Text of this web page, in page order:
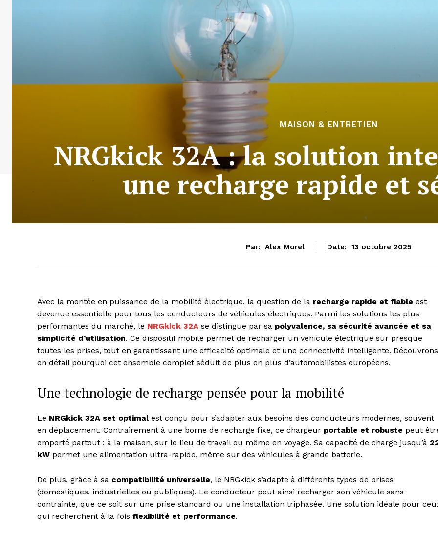
MAISON & ENTRETIEN
NRGkick 32A : la solution
une recharge rapide et
Par: Alex Morel Date: 13 octobre 2025
Avec la montée en puissance de la mobilité électrique, la question de la recharge rapide et fiable est
devenue essentielle pour tous les conducteurs de véhicules électriques. Parmi les solutions les plus
performantes du marché, le NRGkick 32A se distingue par sa polyvalence, sa sécurité avancée et sa
simplicité d’utilisation. Ce dispositif mobile permet de recharger un véhicule électrique sur presque
toutes les prises, tout en garantissant une efficacité optimale et une connectivité intelligente. Découvrons
en détail pourquoi cet ensemble complet séduit de plus en plus d’automobilistes européens.
Une technologie de recharge pensée pour la mobilité
Le NRGkick 32A set optimalest conçu pour s’adapter aux besoins des conducteurs modernes, souvent
en déplacement. Contrairement à une borne de recharge fixe, ce chargeur portable et robuste peut
emporté partout : à la maison, sur le lieu de travail ou même en voyage. Sa capacité de charge jusqu’à
kW permet une alimentation ultra-rapide, même sur des véhicules à grande batterie.
De plus, grâce à sa compatibilité universelle, le NRGkick s’adapte à différents types de prises
(domestiques, industrielles ou publiques). Le conducteur peut ainsi recharger son véhicule sans
contrainte, que ce soit sur une prise standard ou une installation triphasée. Une solution idéale pour
qui recherchent à la fois flexibilité et performance.